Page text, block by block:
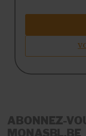
ABONNEZ-
MONASBL.BE